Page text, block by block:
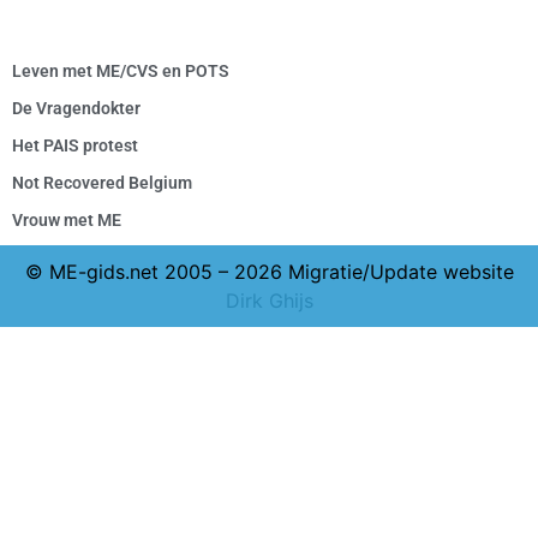
Leven met ME/CVS en POTS
De Vragendokter
Het PAIS protest
Not Recovered Belgium
Vrouw met ME
© ME-gids.net 2005 – 2026 Migratie/Update website
Dirk Ghijs